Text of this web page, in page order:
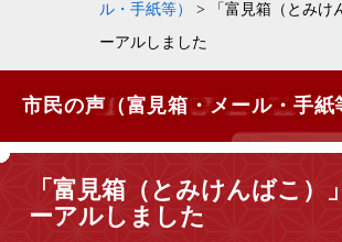
ル・手紙等）
>
「富見箱（とみけ
ーアルしました
市民の声（富見箱・メール・手紙
「富見箱（とみけんばこ）
ーアルしました